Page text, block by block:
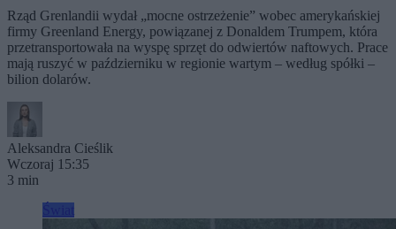
Rząd Grenlandii wydał „mocne ostrzeżenie” wobec amerykańskiej
firmy Greenland Energy, powiązanej z Donaldem Trumpem, która
przetransportowała na wyspę sprzęt do odwiertów naftowych. Prace
mają ruszyć w październiku w regionie wartym – według spółki –
bilion dolarów.
Aleksandra Cieślik
Wczoraj 15:35
3 min